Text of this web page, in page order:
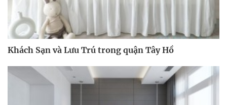
Khách Sạn và Lưu Trú trong quận Tây Hồ